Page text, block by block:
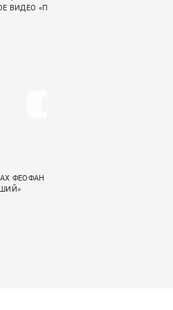
ВИДЕО «ПСАЛОМ 37»
ФЕОФАН ЭКРАНИЗИРОВАЛ